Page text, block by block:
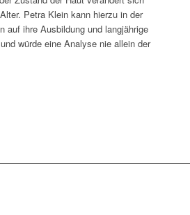
Petra Klein kann hierzu in der
auf ihre Ausbildung und langjährige
würde eine Analyse nie allein der